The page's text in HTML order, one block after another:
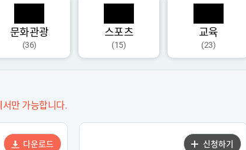
문화관광
(36)
스포츠
(15)
교육
(23)
만 가능합니다.
다운로드 신청하기